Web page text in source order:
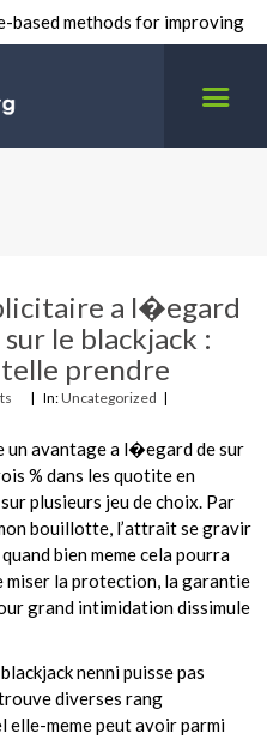
based methods for improving
a l�egard
le blackjack :
prendre
In:Uncategorized
un avantage a l�egard de sur
% dans les quotite en
plusieurs jeu de choix. Par
bouillotte, l’attrait se gravir
bien meme cela pourra
miser la protection, la garantie
grand intimidation dissimule
nenni puisse pas
diverses rang
elle-meme peut avoir parmi